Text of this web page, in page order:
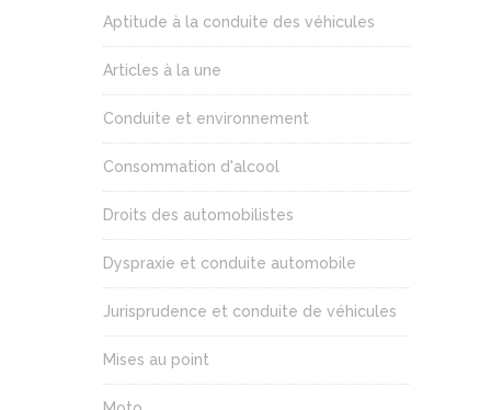
Aptitude à la conduite des véhicules
Articles à la une
Conduite et environnement
Consommation d'alcool
Droits des automobilistes
Dyspraxie et conduite automobile
Jurisprudence et conduite de véhicules
Mises au point